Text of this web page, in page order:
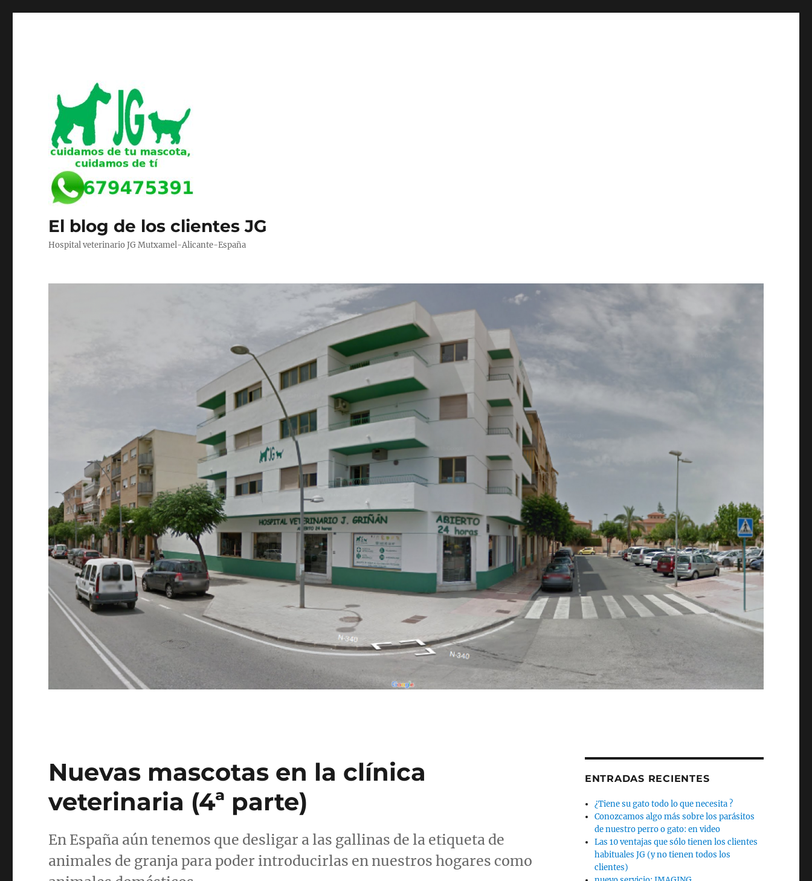
El blog de los clientes JG
Hospital veterinario JG Mutxamel-Alicante-España
Nuevas mascotas en la clínica
veterinaria (4ª parte)
En España aún tenemos que desligar a las gallinas de la etiqueta de
animales de granja para poder introducirlas en nuestros hogares como
ENTRADAS RECIENTES
¿Tiene su gato todo lo que necesita ?
Conozcamos algo más sobre los parásitos
de nuestro perro o gato: en video
Las 10 ventajas que sólo tienen los clientes
habituales JG (y no tienen todos los
clientes)